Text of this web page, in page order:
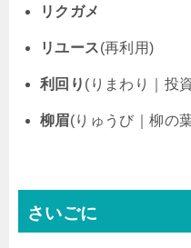
リクガメ
リユース(再利用)
利回り (りまわり｜投
柳眉(りゅうび｜柳の
さいごに